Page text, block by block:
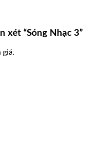
xét “Sóng Nhạc 3”
giá.